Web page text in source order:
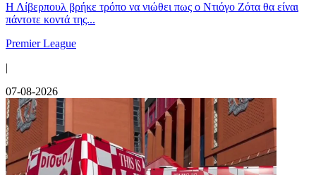
Η Λίβερπουλ βρήκε τρόπο να νιώθει πως ο Ντιόγο Ζότα θα είναι
πάντοτε κοντά της...
Premier League
|
07-08-2026